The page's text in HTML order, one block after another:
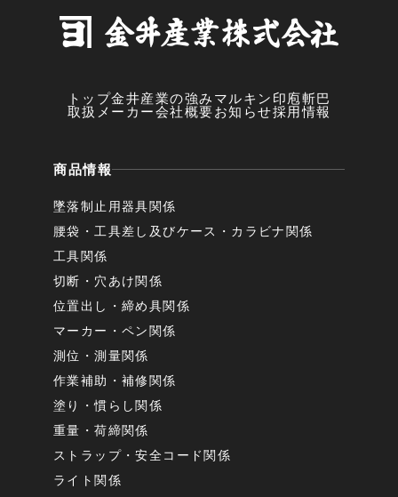
トップ金井産業の強み マルキン印 庖斬巴
取扱メーカー会社概要お知らせ採用情報
商品情報
墜落制止用器具関係
腰袋・工具差し及びケース・カラビナ関係
工具関係
切断・穴あけ関係
位置出し・締め具関係
マーカー・ペン関係
測位・測量関係
作業補助・補修関係
塗り・慣らし関係
重量・荷締関係
ストラップ・安全コード関係
ライト関係